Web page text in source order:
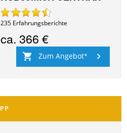
235 Erfahrungsberichte
ca.366 €
Zum Angebot